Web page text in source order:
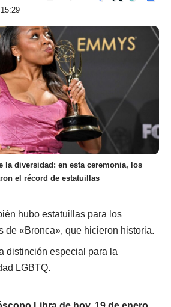
la diversidad: en esta ceremonia, los
el récord de estatuillas
hubo estatuillas para los
de «Bronca», que hicieron historia.
distinción especial para la
LGBTQ.